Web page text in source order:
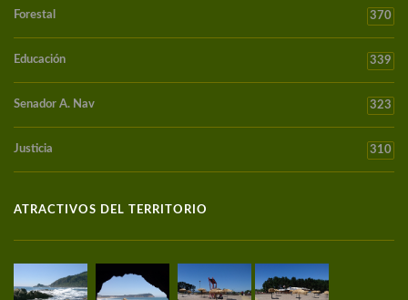
Forestal 370
Educación 339
Senador A. Nav 323
Justicia 310
ATRACTIVOS DEL TERRITORIO